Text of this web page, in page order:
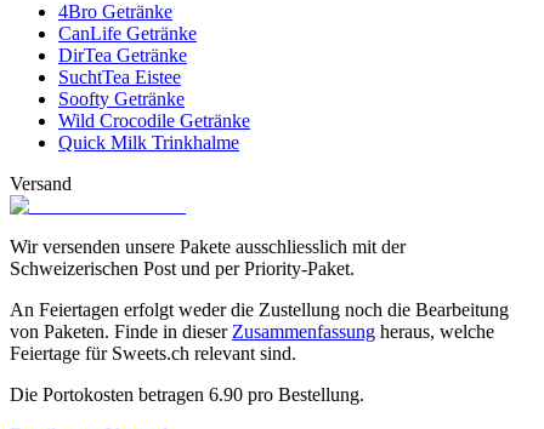
4Bro Getränke
CanLife Getränke
DirTea Getränke
SuchtTea Eistee
Soofty Getränke
Wild Crocodile Getränke
Quick Milk Trinkhalme
Versand
Wir versenden unsere Pakete ausschliesslich mit der
Schweizerischen Post und per Priority-Paket.
An Feiertagen erfolgt weder die Zustellung noch die Bearbeitung
von Paketen. Finde in dieser Zusammenfassung heraus, welche
Feiertage für Sweets.ch relevant sind.
Die Portokosten betragen 6.90 pro Bestellung.